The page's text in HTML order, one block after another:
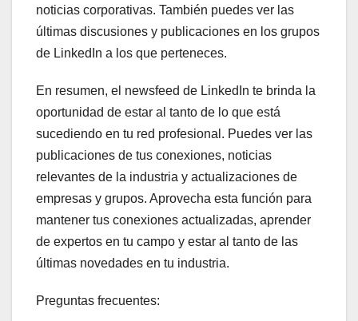
noticias corporativas. También puedes ver las
últimas discusiones y publicaciones en los grupos
de LinkedIn a los que perteneces.
En resumen, el newsfeed de LinkedIn te brinda la
oportunidad de estar al tanto de lo que está
sucediendo en tu red profesional. Puedes ver las
publicaciones de tus conexiones, noticias
relevantes de la industria y actualizaciones de
empresas y grupos. Aprovecha esta función para
mantener tus conexiones actualizadas, aprender
de expertos en tu campo y estar al tanto de las
últimas novedades en tu industria.
Preguntas frecuentes: